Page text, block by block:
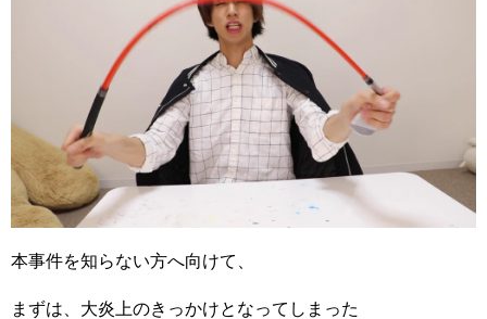
本事件を知らない方へ向けて、
まずは、大炎上のきっかけとなってしまった